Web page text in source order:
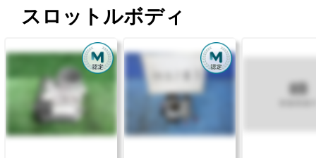
スロットルボディ